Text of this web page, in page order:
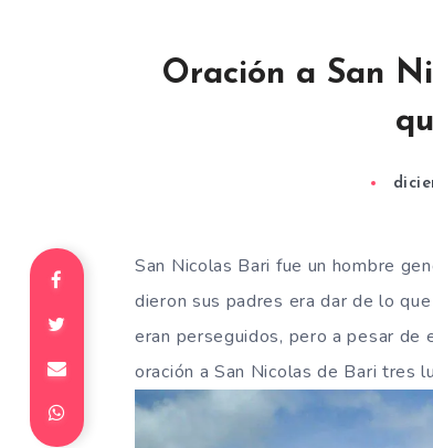
Oración a San
San Nicolas Bari fue un hombre
dieron sus padres era dar de lo
eran perseguidos, pero a pesar de
oración a San Nicolas de Bari tres